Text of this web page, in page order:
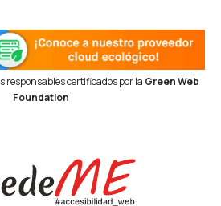
responsables certificados por la Green Web
Foundation